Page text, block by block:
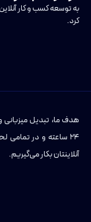
به توسعه کسب و کار
کرد.
هدف ما، تبدیل
۲۴ ساعته و در
آنلاینتان بکار می‌گیریم.